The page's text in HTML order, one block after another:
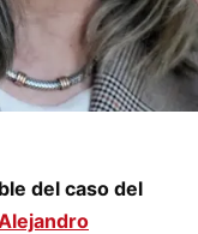
del caso del